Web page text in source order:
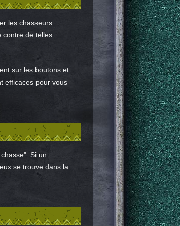
les chasseurs.
contre de telles
sur les boutons et
efficaces pour vous
Si un
se trouve dans la